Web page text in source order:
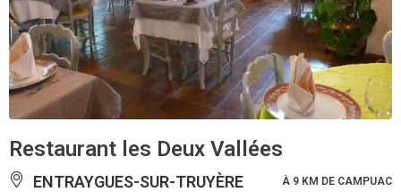
Restaurant les Deux Vallées
ENTRAYGUES-SUR-TRUYÈRE À 9 KM DE CAMPUAC